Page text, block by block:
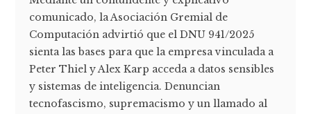
comunicado, la Asociación Gremial de
Computación advirtió que el DNU 941/2025
sienta las bases para que la empresa vinculada a
Peter Thiel y Alex Karp acceda a datos sensibles
y sistemas de inteligencia. Denuncian
tecnofascismo, supremacismo y un llamado al